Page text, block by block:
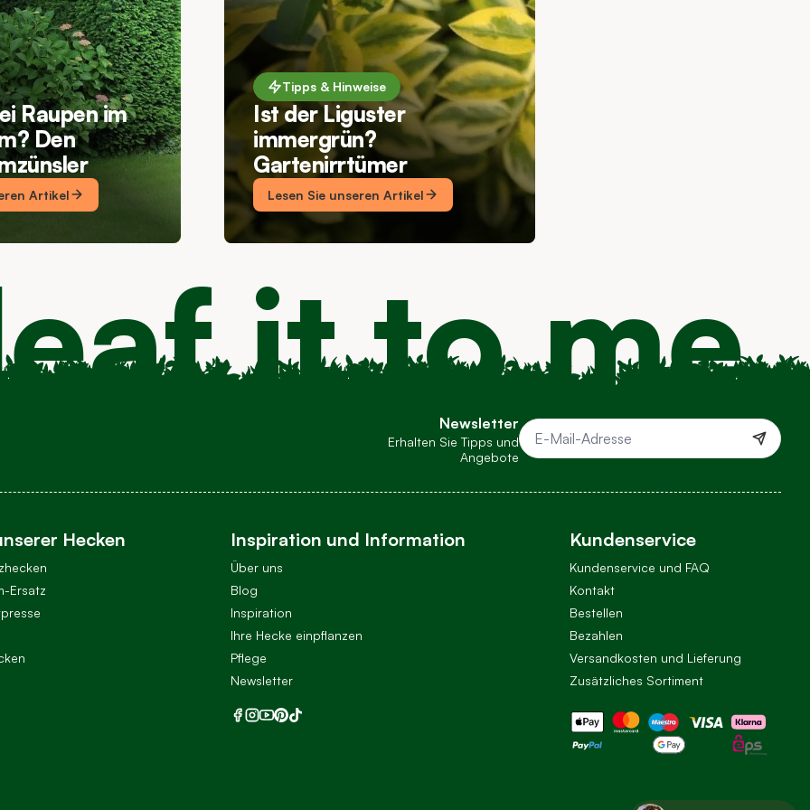
Raupen im
Den
Artikel
Tipps & Hinweise
Ist der Liguster
immergrün?
Gartenirrtümer
aufgeklärt
Lesen Sie unseren Artikel
it to me
Newsletter
Erhalten Sie Tipps und
Angebote
E-Mail-Adresse
Hecken
Ersatz
Inspiration und Information
Über uns
Blog
Inspiration
Ihre Hecke einpflanzen
Pflege
Newsletter
Kundenservice
Kundenservice und FAQ
Kontakt
Bestellen
Bezahlen
Versandkosten und Lieferung
Zusätzliches Sortiment